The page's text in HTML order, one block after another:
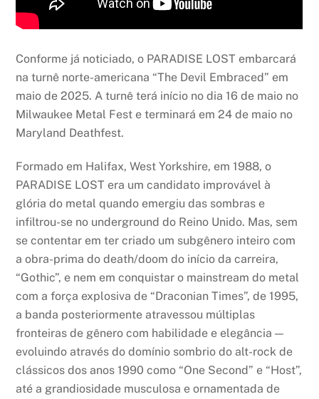
Conforme já noticiado, o PARADISE LOST embarcará
na turnê norte-americana “The Devil Embraced” em
maio de 2025. A turnê terá início no dia 16 de maio no
Milwaukee Metal Fest e terminará em 24 de maio no
Maryland Deathfest.
Formado em Halifax, West Yorkshire, em 1988, o
PARADISE LOST era um candidato improvável à
glória do metal quando emergiu das sombras e
infiltrou-se no underground do Reino Unido. Mas, sem
se contentar em ter criado um subgênero inteiro com
a obra-prima do death/doom do início da carreira,
“Gothic”, e nem em conquistar o mainstream do metal
com a força explosiva de “Draconian Times”, de 1995,
a banda posteriormente atravessou múltiplas
fronteiras de gênero com habilidade e elegância —
evoluindo através do domínio sombrio do alt-rock de
clássicos dos anos 1990 como “One Second” e “Host”,
até a grandiosidade musculosa e ornamentada de